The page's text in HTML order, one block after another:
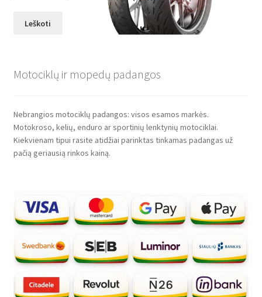
Leškoti
Motociklų ir mopedų padangos
Nebrangios motociklų padangos: visos esamos markės.
Motokroso, kelių, enduro ar sportinių lenktynių motociklai.
Kiekvienam tipui rasite atidžiai parinktas tinkamas padangas už
pačią geriausią rinkos kainą.